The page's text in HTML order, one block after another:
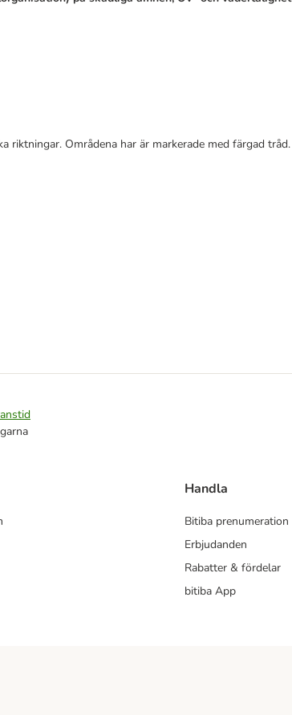
Områdena har är markerade med färgad tråd.
Handla
Bitiba prenumeration
Erbjudanden
Rabatter & fördelar
bitiba App